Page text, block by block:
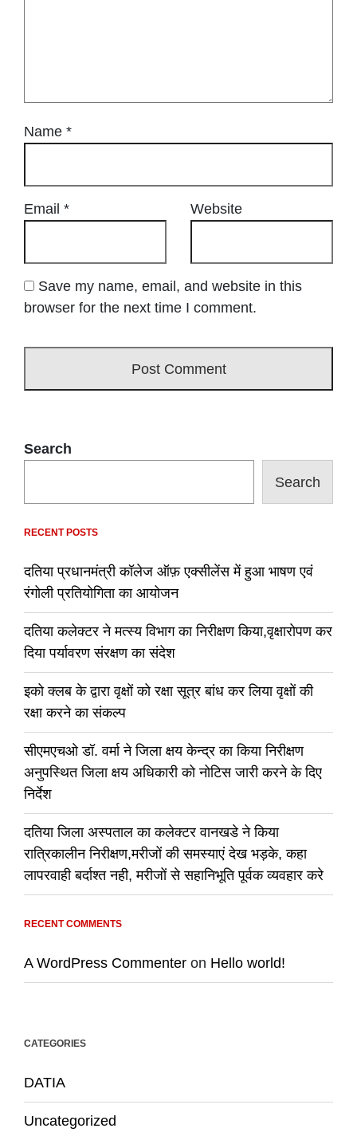
Name *
Email * Website
Save my name, email, and website in this
browser for the next time I comment.
Search
Search
RECENT POSTS
दतिया प्रधानमंत्री कॉलेज ऑफ़ एक्सीलेंस में हुआ भाषण एवं
रंगोली प्रतियोगिता का आयोजन
दतिया कलेक्टर ने मत्स्य विभाग का निरीक्षण किया,वृक्षारोपण कर
दिया पर्यावरण संरक्षण का संदेश
इको क्लब के द्वारा वृक्षों को रक्षा सूत्र बांध कर लिया वृक्षों की
रक्षा करने का संकल्प
सीएमएचओ डॉ. वर्मा ने जिला क्षय केन्द्र का किया निरीक्षण
अनुपस्थित जिला क्षय अधिकारी को नोटिस जारी करने के दिए
निर्देश
दतिया जिला अस्पताल का कलेक्टर वानखडे ने किया
रात्रिकालीन निरीक्षण,मरीजों की समस्याएं देख भड़के, कहा
लापरवाही बर्दाश्त नही, मरीजों से सहानिभूति पूर्वक व्यवहार करे
RECENT COMMENTS
A WordPress Commenter on Hello world!
CATEGORIES
DATIA
Uncategorized